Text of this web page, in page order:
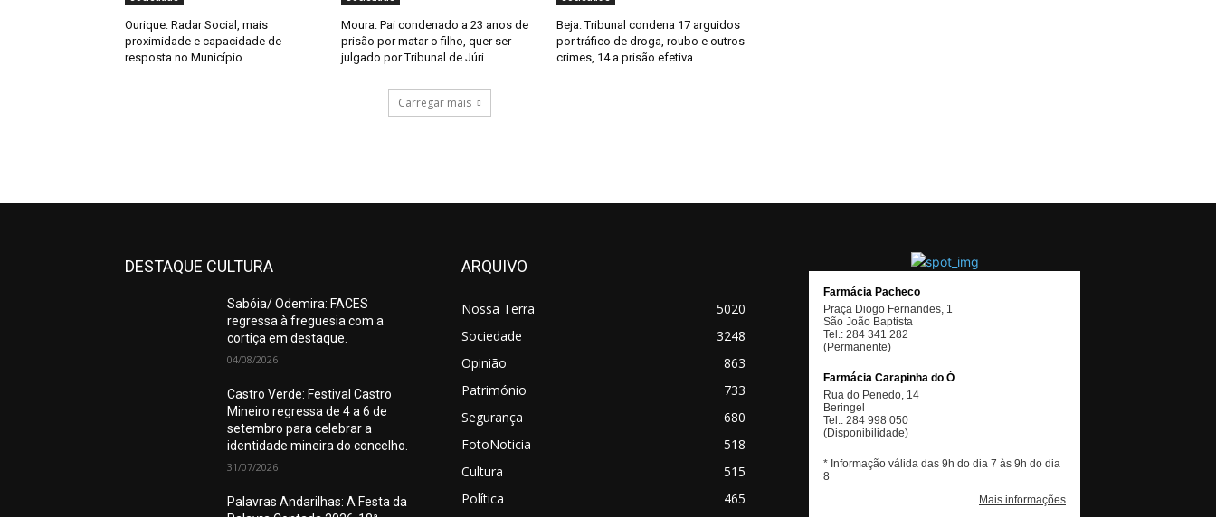
Ourique: Radar Social, mais
proximidade e capacidade de
resposta no Município.
Moura: Pai condenado a 23 anos de
prisão por matar o filho, quer ser
julgado por Tribunal de Júri.
Beja: Tribunal condena 17 arguidos
por tráfico de droga, roubo e outros
crimes, 14 a prisão efetiva.
Carregar mais
DESTAQUE CULTURA
Sabóia/ Odemira: FACES
regressa à freguesia com a
cortiça em destaque.
04/08/2026
Castro Verde: Festival Castro
Mineiro regressa de 4 a 6 de
setembro para celebrar a
identidade mineira do concelho.
31/07/2026
Palavras Andarilhas: A Festa da
ARQUIVO
Nossa Terra
5020
Sociedade
3248
Opinião
863
Património
733
Segurança
680
FotoNoticia
518
Cultura
515
Política
465